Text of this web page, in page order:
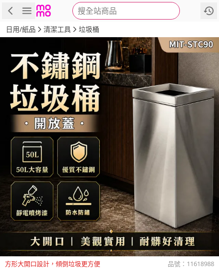
搜全站商品
商品 評價 詳情
日用/紙品 清潔工具 垃圾桶
方形大開口設計，傾倒垃圾更方便 品號： 11618988